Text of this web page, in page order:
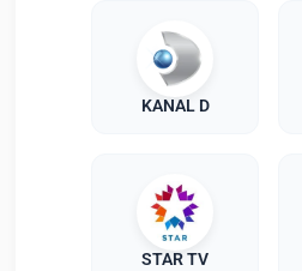
KANAL D
STAR TV